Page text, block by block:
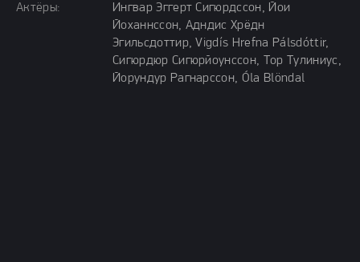
Актёры:
Ингвар Эггерт Сигюрдссон, Йои
Йоханнссон, Адндис Хрёдн
Эгильсдоттир, Vigdís Hrefna Pálsdóttir,
Сигюрдюр Сигюрйоунссон, Тор Тулиниус,
Йорундур Рагнарссон, Óla Blöndal